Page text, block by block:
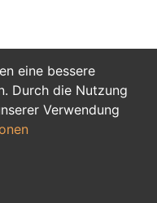
eine bessere
Durch die Nutzung
Verwendung